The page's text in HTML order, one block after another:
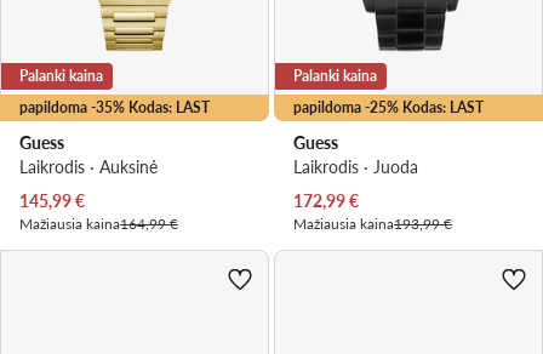
papildoma -35% Kodas: LAST
Palanki kaina
Guess
Laikrodis · Auksinė
Dabartinė kaina
145,99€
Mažiausia kaina164,99 €
papildoma -25% Kodas: LAST
Palanki kaina
Guess
Laikrodis · Juoda
Dabartinė kaina
172,99€
Mažiausia kaina193,99 €